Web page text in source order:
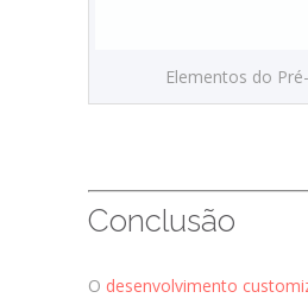
Elementos do
Conclusão
O desenvolvimento